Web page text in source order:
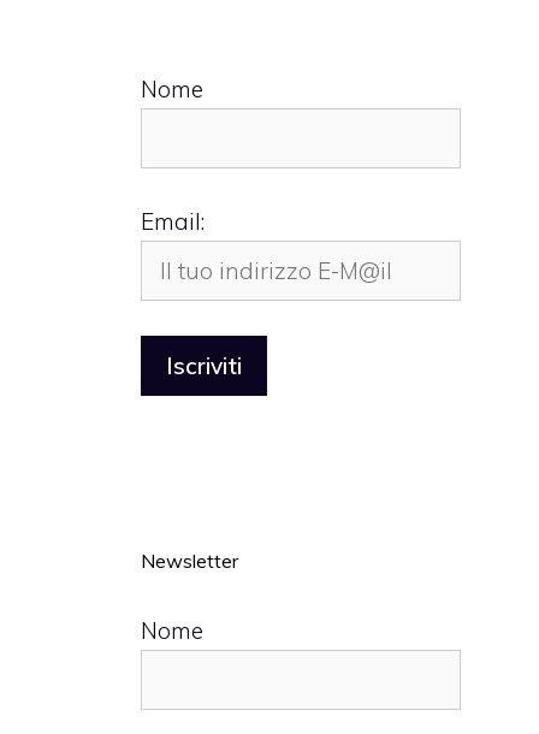
Nome
Email:
Newsletter
Nome